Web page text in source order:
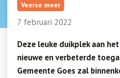
Veerse meer
7 februari 2022
Deze leuke duikplek aan
nieuwe en verbeterde
Gemeente Goes zal